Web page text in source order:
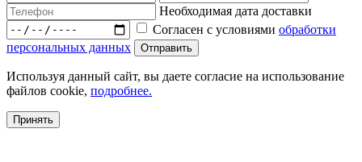
Необходимая дата доставки
Согласен с условиями обработки
персональных данных
Используя данный сайт, вы даете согласие на использование
файлов cookie, подробнее.
Принять